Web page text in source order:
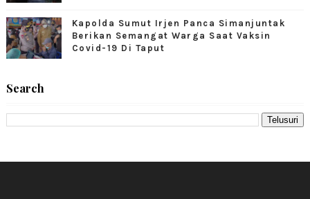
Kapolda Sumut Irjen Panca Simanjuntak
Berikan Semangat Warga Saat Vaksin
Covid-19 Di Taput
Search